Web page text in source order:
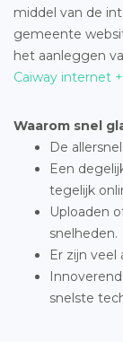
middel van de
gemeente
het aanleggen
Caiway internet
Waarom snel
De
Een
tegelijk
Uploaden
snelheden.
Er zijn veel
snelste